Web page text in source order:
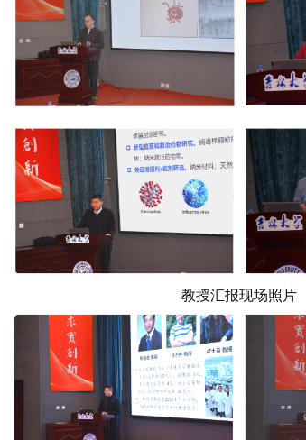
教授汇报现场照片